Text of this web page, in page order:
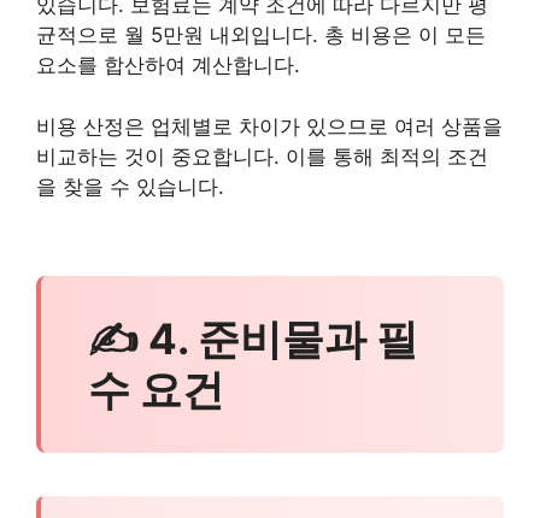
있습니다. 보험료는 계약 조건에 따라 다르지만 평
균적으로 월 5만원 내외입니다. 총 비용은 이 모든
요소를 합산하여 계산합니다.
비용 산정은 업체별로 차이가 있으므로 여러 상품을
비교하는 것이 중요합니다. 이를 통해 최적의 조건
을 찾을 수 있습니다.
✍ 4. 준비물과 필
수 요건